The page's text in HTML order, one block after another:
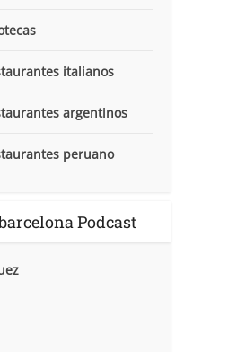
italianos
argentinos
peruano
Podcast